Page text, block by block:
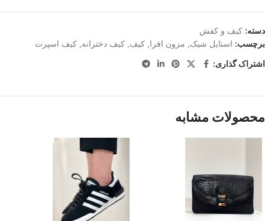
دسته: کیف و کفش
برچسب: استایل شیک, مزون افرا, کیف, کیف دخترانه, کیف اسپرت
اشتراک گذاری:
محصولات مشابه